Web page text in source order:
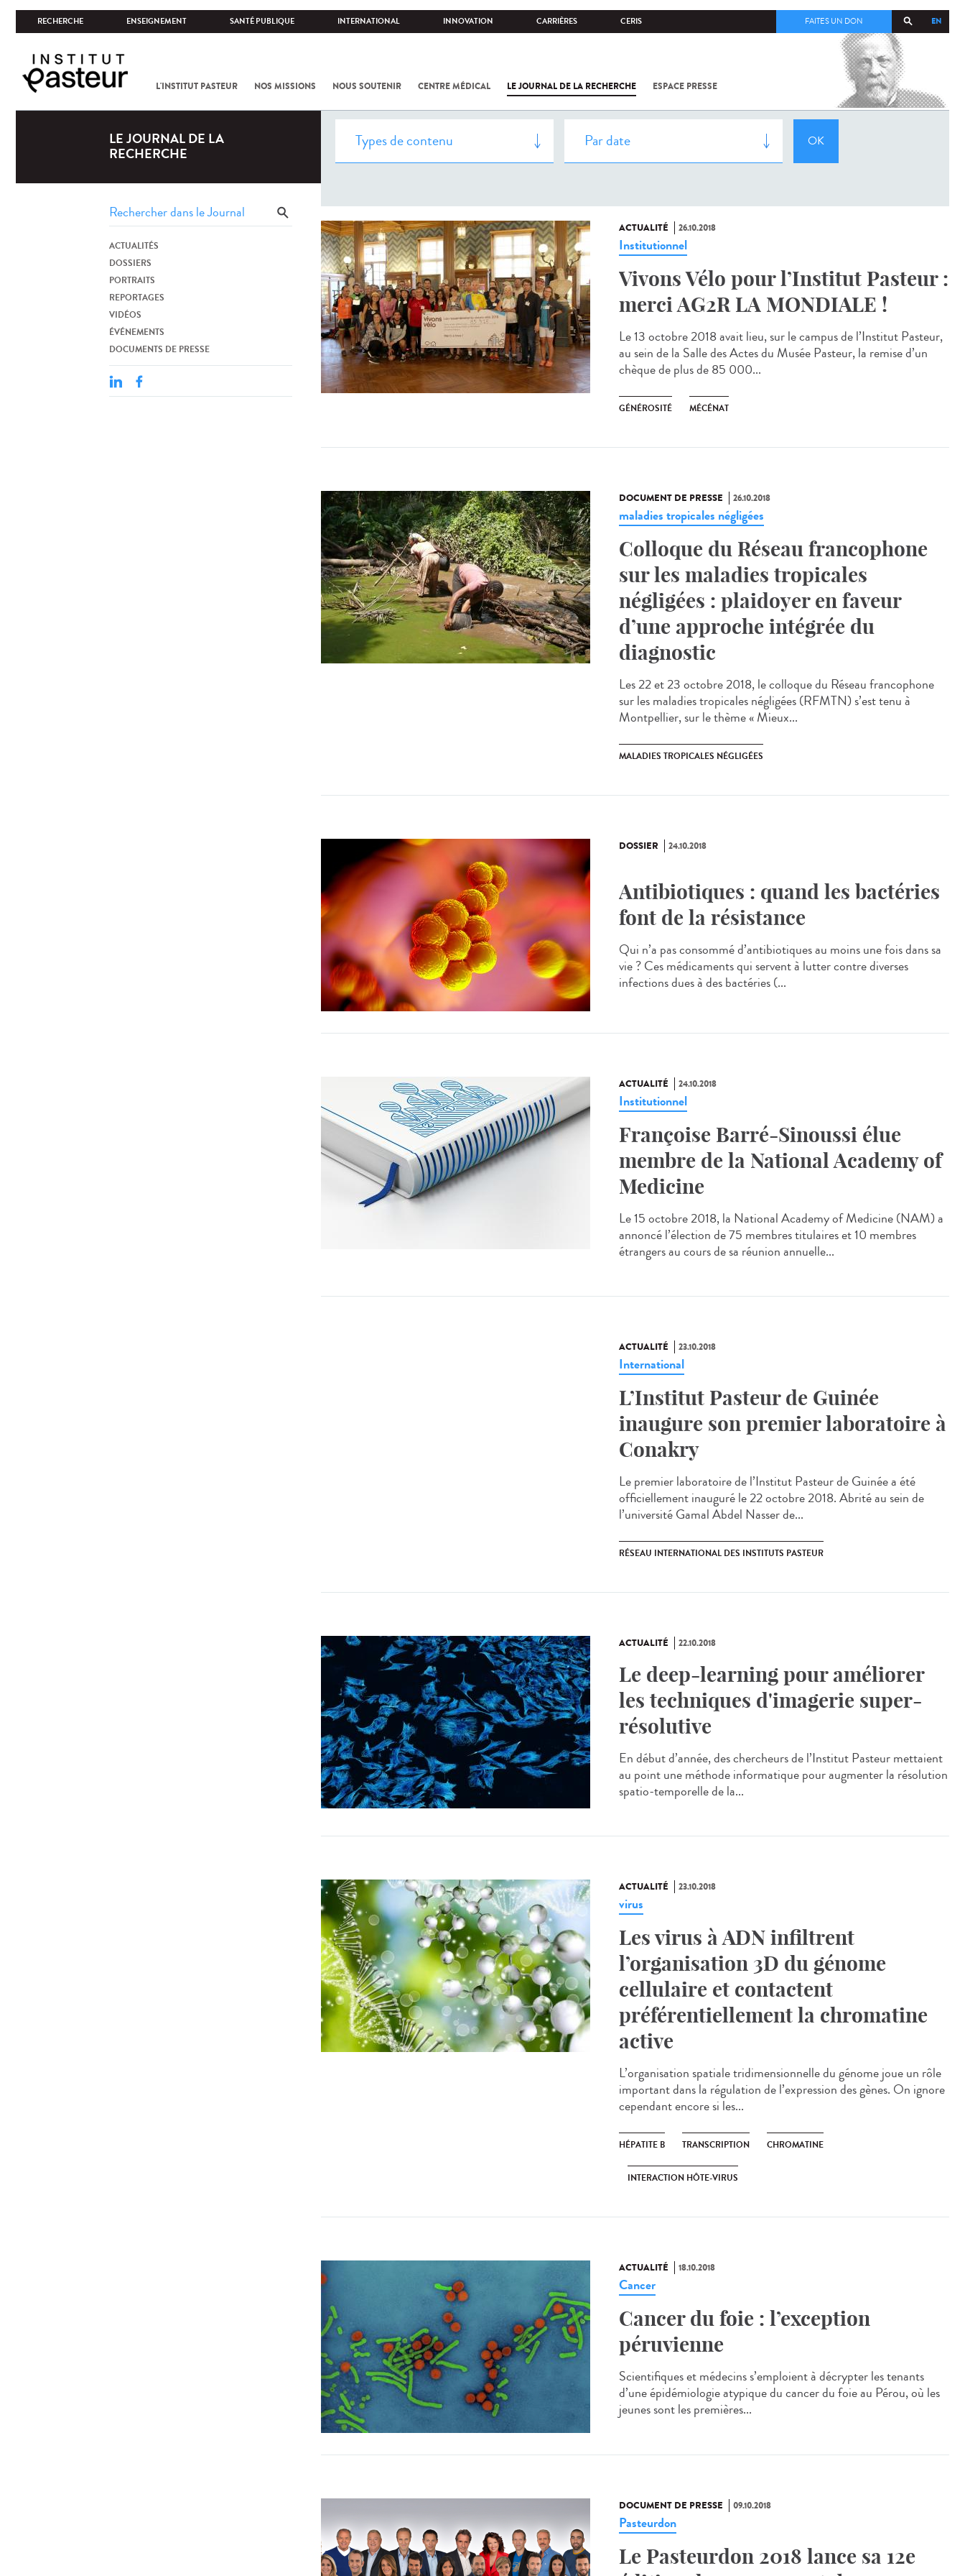
RECHERCHE ENSEIGNEMENT SANTÉ PUBLIQUE INTERNATIONAL INNOVATION CARRIÈRES CERIS EN
FAITES UN DON
L'INSTITUT PASTEUR NOS MISSIONS NOUS SOUTENIR CENTRE MÉDICAL LE JOURNAL DE LA RECHERCHE ESPACE PRESSE
COV-2 /
L'INSTITUT
PASTEUR
LE JOURNAL DE LA
RECHERCHE
ACTUALITÉS
DOSSIERS
PORTRAITS
REPORTAGES
VIDÉOS
ÉVÉNEMENTS
DOCUMENTS DE PRESSE
ACTUALITÉ 26.10.2018
Institutionnel
Vivons Vélo pour l’Institut Pasteur :
merci AG2R LA MONDIALE !
Le 13 octobre 2018 avait lieu, sur le campus de l’Institut Pasteur,
au sein de la Salle des Actes du Musée Pasteur, la remise d’un
chèque de plus de 85 000...
GÉNÉROSITÉ MÉCÉNAT
DOCUMENT DE PRESSE 26.10.2018
maladies tropicales négligées
Colloque du Réseau francophone
sur les maladies tropicales
négligées : plaidoyer en faveur
d’une approche intégrée du
diagnostic
Les 22 et 23 octobre 2018, le colloque du Réseau francophone
sur les maladies tropicales négligées (RFMTN) s’est tenu à
Montpellier, sur le thème « Mieux...
MALADIES TROPICALES NÉGLIGÉES
DOSSIER 24.10.2018
Antibiotiques : quand les bactéries
font de la résistance
Qui n’a pas consommé d’antibiotiques au moins une fois dans sa
vie ? Ces médicaments qui servent à lutter contre diverses
infections dues à des bactéries (...
ACTUALITÉ 24.10.2018
Institutionnel
Françoise Barré-Sinoussi élue
membre de la National Academy of
Medicine
Le 15 octobre 2018, la National Academy of Medicine (NAM) a
annoncé l’élection de 75 membres titulaires et 10 membres
étrangers au cours de sa réunion annuelle...
ACTUALITÉ 23.10.2018
International
L’Institut Pasteur de Guinée
inaugure son premier laboratoire à
Conakry
Le premier laboratoire de l’Institut Pasteur de Guinée a été
officiellement inauguré le 22 octobre 2018. Abrité au sein de
l’université Gamal Abdel Nasser de...
RÉSEAU INTERNATIONAL DES INSTITUTS PASTEUR
ACTUALITÉ 22.10.2018
Le deep-learning pour améliorer
les techniques d'imagerie super-
résolutive
En début d’année, des chercheurs de l’Institut Pasteur mettaient
au point une méthode informatique pour augmenter la résolution
spatio-temporelle de la...
ACTUALITÉ 23.10.2018
virus
Les virus à ADN infiltrent
l’organisation 3D du génome
cellulaire et contactent
préférentiellement la chromatine
active
L’organisation spatiale tridimensionnelle du génome joue un rôle
important dans la régulation de l’expression des gènes. On ignore
cependant encore si les...
HÉPATITE B TRANSCRIPTION CHROMATINE
INTERACTION HÔTE-VIRUS
ACTUALITÉ 18.10.2018
Cancer
Cancer du foie : l’exception
péruvienne
Scientifiques et médecins s’emploient à décrypter les tenants
d’une épidémiologie atypique du cancer du foie au Pérou, où les
jeunes sont les premières...
DOCUMENT DE PRESSE 09.10.2018
Pasteurdon
Le Pasteurdon 2018 lance sa 12e